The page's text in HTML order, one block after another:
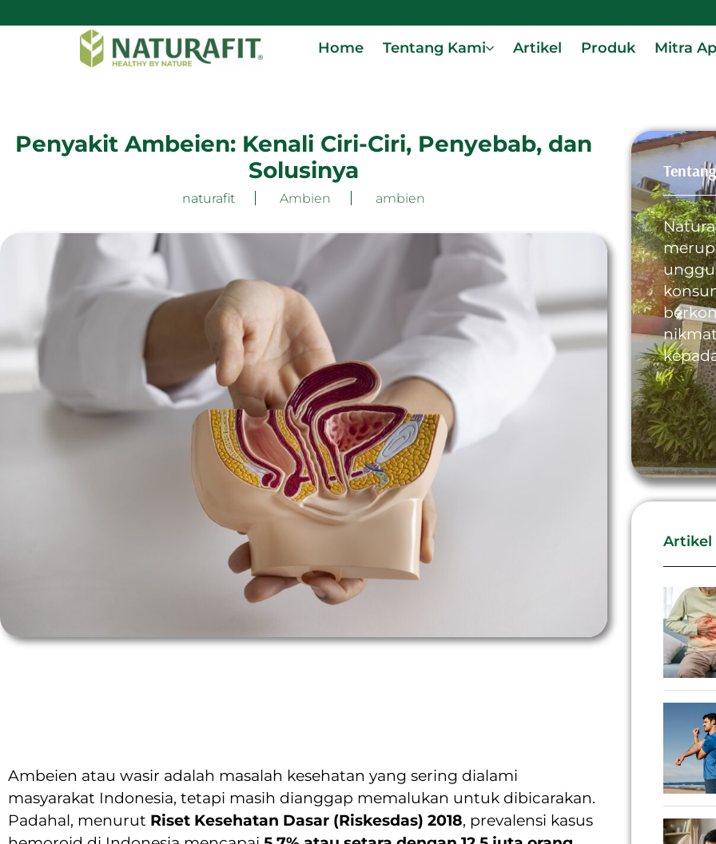
Home Tentang Kami Artikel Produk Mitra
Penyakit Ambeien: Kenali Ciri-Ciri, Penyebab, dan
Solusinya
naturafit Ambien ambien
Ambeien atau wasir adalah masalah kesehatan yang sering dialami
masyarakat Indonesia, tetapi masih dianggap memalukan untuk dibicarakan.
Padahal, menurut Riset Kesehatan Dasar (Riskesdas) 2018, prevalensi kasus
Artikel